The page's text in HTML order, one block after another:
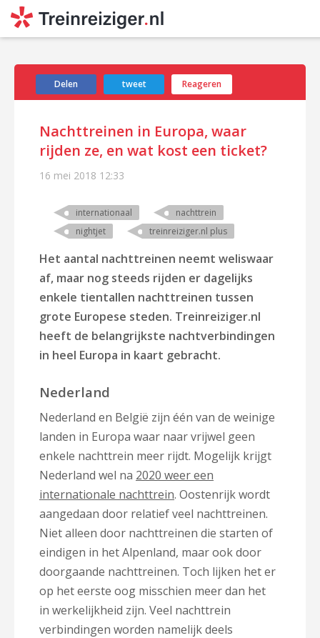
Delen tweet Reageren
Nachttreinen in Europa, waar
rijden ze, en wat kost een ticket?
16 mei 2018 12:33
internationaal
nachttrein
nightjet
treinreiziger.nl plus
Het aantal nachttreinen neemt weliswaar
af, maar nog steeds rijden er dagelijks
enkele tientallen nachttreinen tussen
grote Europese steden. Treinreiziger.nl
heeft de belangrijkste nachtverbindingen
in heel Europa in kaart gebracht.
Nederland
Nederland en België zijn één van de weinige
landen in Europa waar naar vrijwel geen
enkele nachttrein meer rijdt. Mogelijk krijgt
Nederland wel na 2020 weer een
internationale nachttrein. Oostenrijk wordt
aangedaan door relatief veel nachttreinen.
Niet alleen door nachttreinen die starten of
eindigen in het Alpenland, maar ook door
doorgaande nachttreinen. Toch lijken het er
op het eerste oog misschien meer dan het
in werkelijkheid zijn. Veel nachttrein
verbindingen worden namelijk deels